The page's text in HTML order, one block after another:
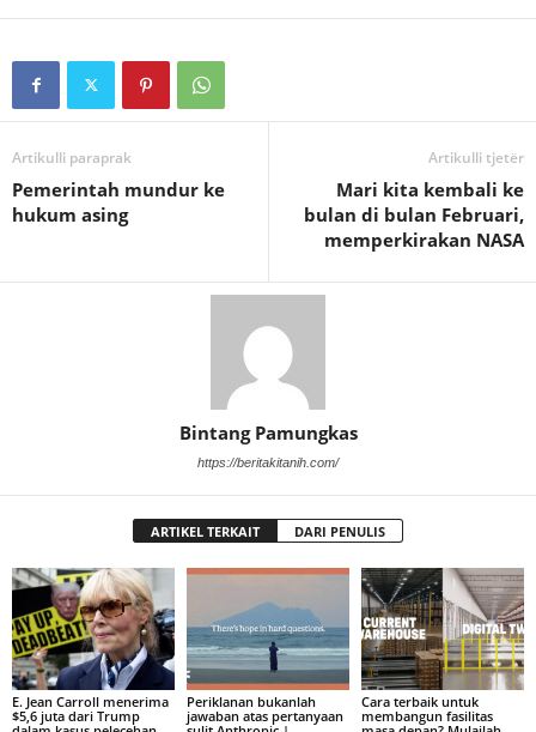
Artikulli paraprak
Pemerintah mundur ke
hukum asing
Artikulli tjetër
Mari kita kembali ke
bulan di bulan Februari,
memperkirakan NASA
Bintang Pamungkas
https://beritakitanih.com/
ARTIKEL TERKAIT DARI PENULIS
E. Jean Carroll menerima
$5,6 juta dari Trump
Periklanan bukanlah
jawaban atas pertanyaan
Cara terbaik untuk
membangun fasilitas